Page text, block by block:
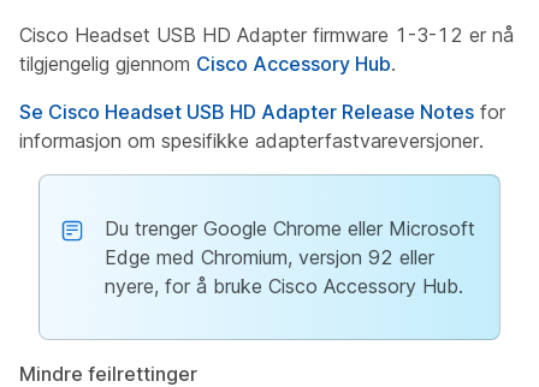
Cisco Headset USB HD Adapter firmware 1-3-12 er nå
tilgjengelig gjennom Cisco Accessory Hub.
Se Cisco Headset USB HD Adapter Release Notes for
informasjon om spesifikke adapterfastvareversjoner.
Du trenger Google Chrome eller Microsoft
Edge med Chromium, versjon 92 eller
nyere, for å bruke Cisco Accessory Hub.
Mindre feilrettinger